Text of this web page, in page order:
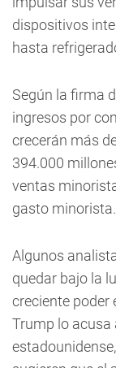
dispositivos
hasta
Según la firma
ingresos por
crecerán más
394.000
ventas
gasto minorista.
Algunos
quedar bajo la
creciente poder
Trump lo acusa